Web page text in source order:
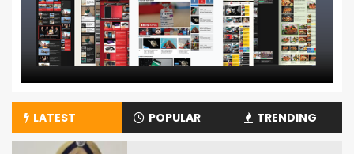
LATEST POPULAR TRENDING